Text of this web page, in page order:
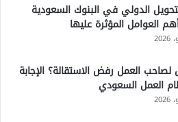
الدولي في البنوك السعودية
العمل رفض الاستقالة؟ الإجابة
العمل السعودي